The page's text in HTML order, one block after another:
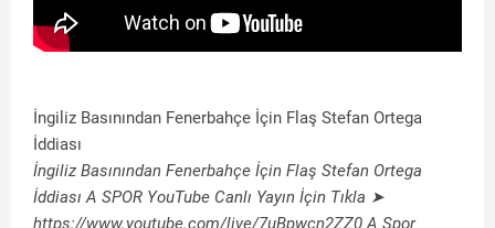
İngiliz Basınından Fenerbahçe İçin Flaş Stefan Ortega
İddiası
İngiliz Basınından Fenerbahçe İçin Flaş Stefan Ortega
İddiası A SPOR YouTube Canlı Yayın İçin Tıkla ➤
https://www.youtube.com/live/7uBpwcn2ZZ0 A Spor